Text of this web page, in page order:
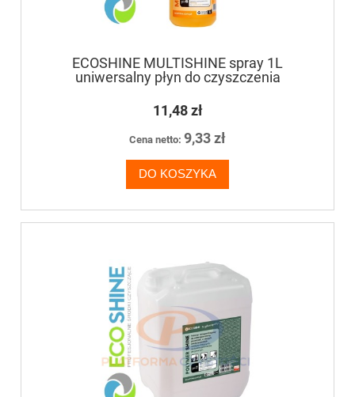
ECOSHINE MULTISHINE spray 1L
uniwersalny płyn do czyszczenia
11,48 zł
Cena netto: 9,33 zł
DO KOSZYKA